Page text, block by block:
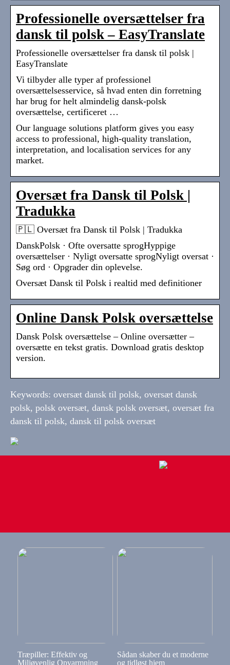
Professionelle oversættelser fra
dansk til polsk – EasyTranslate
Professionelle oversættelser fra dansk til polsk |
EasyTranslate
Vi tilbyder alle typer af professionel
oversættelsesservice, så hvad enten din forretning
har brug for helt almindelig dansk-polsk
oversættelse, certificeret …
Our language solutions platform gives you easy
access to professional, high-quality translation,
interpretation, and localisation services for any
market.
Oversæt fra Dansk til Polsk |
Tradukka
🇵🇱 Oversæt fra Dansk til Polsk | Tradukka
DanskPolsk · Ofte oversatte sprogHyppige
oversættelser · Nyligt oversatte sprogNyligt oversat ·
Søg ord · Opgrader din oplevelse.
Oversæt Dansk til Polsk i realtid med definitioner
Online Dansk Polsk oversættelse
Dansk Polsk oversættelse – Online oversætter –
oversætte en tekst gratis. Download gratis desktop
version.
Keywords: oversæt dansk til polsk, oversæt dansk
polsk, polsk oversæt, dansk polsk oversæt, oversæt fra
dansk til polsk, dansk til polsk oversæt
Træpiller: Effektiv og
Miljøvenlig Opvarmning
Sådan skaber du et moderne
og tidløst hjem